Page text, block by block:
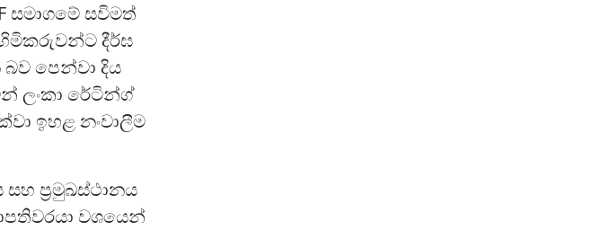
සමාගමේ සවිමත්
දීර්ඝ
බව පෙන්වා දිය
ලංකා රේටින්ග්
ඉහළ නංවාලීම
ප්‍රමුඛස්ථානය
වශයෙන්